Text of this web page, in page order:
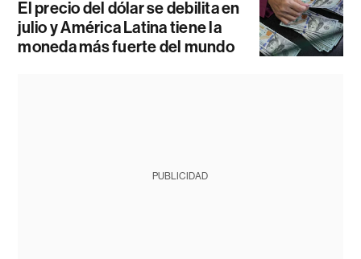
El precio del dólar se debilita en
julio y América Latina tiene la
moneda más fuerte del mundo
PUBLICIDAD